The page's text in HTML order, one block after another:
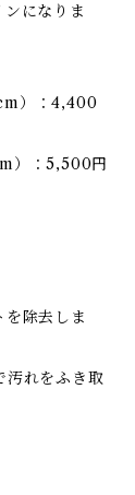
になりま
）：4,400
）：5,500円
除去しま
汚れをふき取